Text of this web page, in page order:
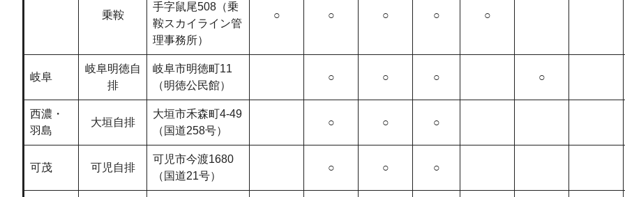
乗鞍
手字鼠尾508（乗
鞍スカイライン管
理事務所）
○ ○ ○ ○ ○
岐阜
岐阜明徳自
排
岐阜市明徳町11
（明徳公民館）
○ ○ ○ ○
西濃・
羽島
大垣自排
大垣市禾森町4-49
（国道258号）
○ ○ ○
可茂 可児自排
可児市今渡1680
（国道21号）
○ ○ ○